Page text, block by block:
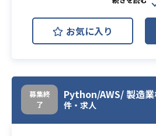
・Linux の基礎
・インフラのリ
（SUM/
・ピボットテー
と
・Teratermを使
行、ファイル転
・テキストエデ
できること（検
開発環境
AWS EC2
AWS ECS
用における、以
お気に入り
募集終
了
Python/AWS/ 製造
件・求人